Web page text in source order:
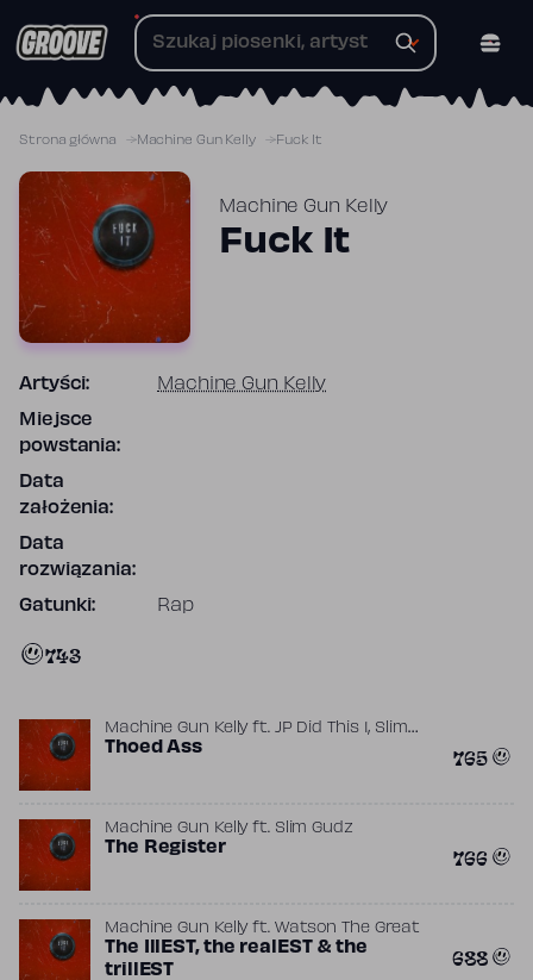
do
Strona główna Machine Gun Kelly Fuck It
Machine Gun Kelly
Fuck It
Artyści: Machine Gun Kelly
Miejsce
powstania:
Data
założenia:
Data
rozwiązania:
Gatunki: Rap
743
Machine Gun Kellyft. JP Did This 1, Slim
Gudz
Thoed Ass 765
Machine Gun Kellyft. Slim Gudz
The Register 766
Machine Gun Kellyft. Watson The Great
The IllEST, the realEST & the
trillEST
688